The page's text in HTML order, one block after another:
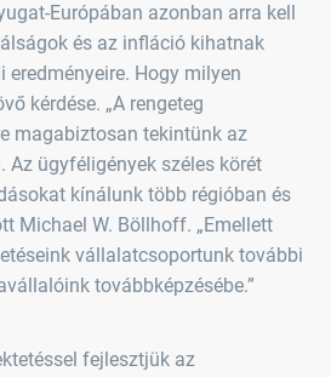
Európában azonban arra kell
és az infláció kihatnak
Hogy milyen
kérdése. „A rengeteg
magabiztosan tekintünk az
ügyféligények széles körét
kínálunk több régióban és
Michael W. Böllhoff. „Emellett
vállalatcsoportunk további
továbbképzésébe.”
fejlesztjük az